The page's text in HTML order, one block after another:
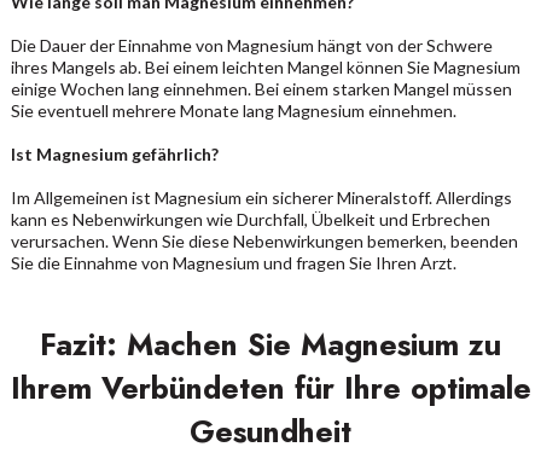
Die Dauer der Einnahme von Magnesium hängt von der Schwere
ihres Mangels ab. Bei einem leichten Mangel können Sie Magnesium
einige Wochen lang einnehmen. Bei einem starken Mangel müssen
Sie eventuell mehrere Monate lang Magnesium einnehmen.
Ist Magnesium gefährlich?
Im Allgemeinen ist Magnesium ein sicherer Mineralstoff. Allerdings
kann es Nebenwirkungen wie Durchfall, Übelkeit und Erbrechen
verursachen. Wenn Sie diese Nebenwirkungen bemerken, beenden
Sie die Einnahme von Magnesium und fragen Sie Ihren Arzt.
Fazit: Machen Sie Magnesium zu
Ihrem Verbündeten für Ihre optimale
Gesundheit